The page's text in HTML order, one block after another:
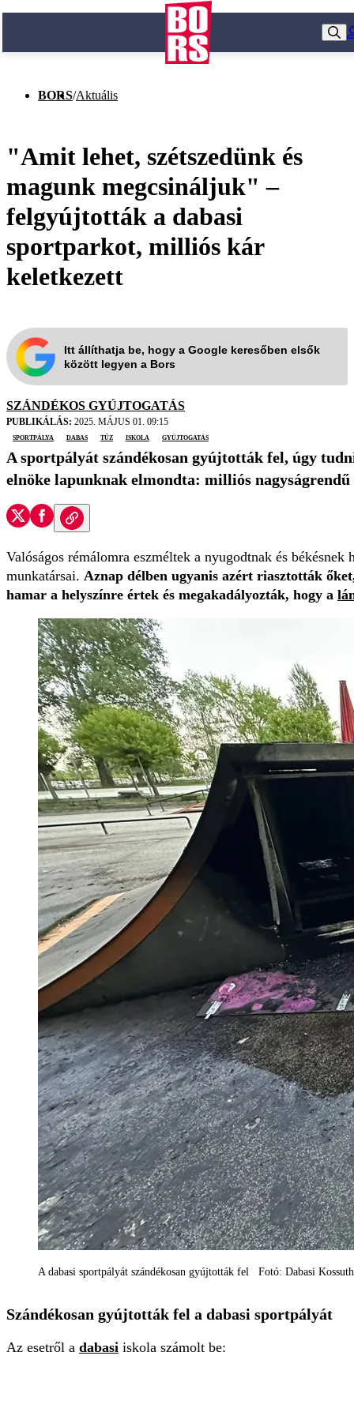
BORS/Aktuális
"Amit lehet, szétszedünk és
magunk megcsináljuk" –
felgyújtották a dabasi
sportparkot, milliós kár
keletkezett
Itt állíthatja be, hogy a Google keresőben elsők
között legyen a Bors
SZÁNDÉKOS GYÚJTOGATÁS
PUBLIKÁLÁS: 2025. MÁJUS 01. 09:15
sportpálya
dabas tűz iskola gyújtogatás
A sportpályát szándékosan gyújtották fel, úgy
elnöke lapunknak elmondta: milliós
Valóságos rémálomra eszméltek a nyugodtnak és
munkatársai. Aznap délben ugyanis azért riasztották
hamar a helyszínre értek és megakadályozták, hogy a
A dabasi sportpályát szándékosan gyújtották fel Fotó: Dabasi
Szándékosan gyújtották fel a dabasi sportpályát
Az esetről a dabasi iskola számolt be: